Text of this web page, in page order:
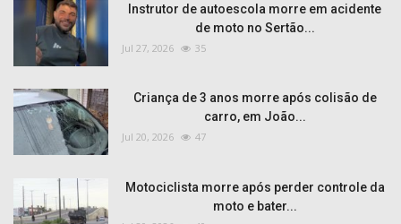
Instrutor de autoescola morre em acidente
de moto no Sertão...
Jul 27, 2026 35
Criança de 3 anos morre após colisão de
carro, em João...
Jul 20, 2026 47
Motociclista morre após perder controle da
moto e bater...